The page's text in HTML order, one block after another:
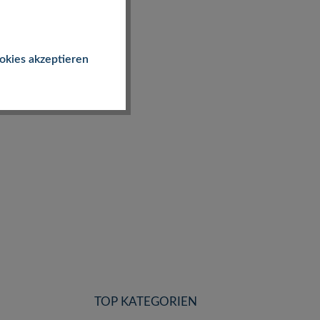
TOP KATEGORIEN
akzeptieren